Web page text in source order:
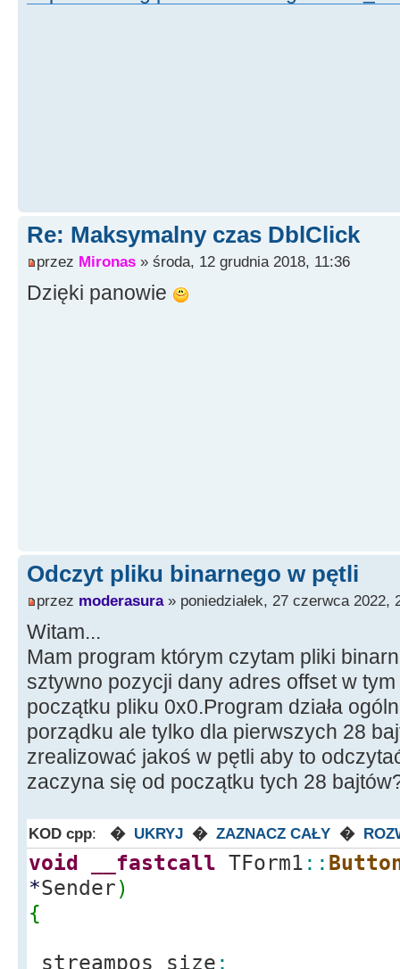
Re: Maksymalny czas DblClick
przez Mironas » środa, 12 grudnia 2018, 11:36
Dzięki panowie
Odczyt pliku binarnego w pętli
przez moderasura» poniedziałek, 27 czerwca 2022,
Witam...
Mam program którym czytam pliki
sztywno pozycji dany adres offset w
początku pliku 0x0.Program działa
porządku ale tylko dla pierwszych 28
zrealizować jakoś w pętli aby to
zaczyna się od początku tych 28
KOD cpp: � UKRYJ � ZAZNACZ CAŁY �
void __fastcall TForm1 ::
*Sender)
{
streampos size ;